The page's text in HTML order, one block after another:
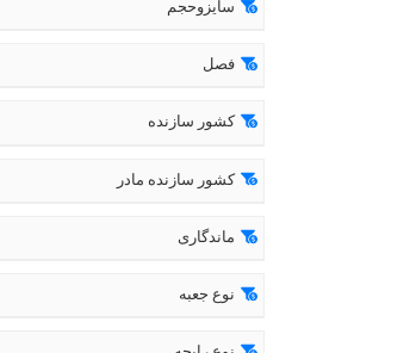
سایزوحجم
فصل
کشور سازنده
کشور سازنده مادر
ماندگاری
نوع جعبه